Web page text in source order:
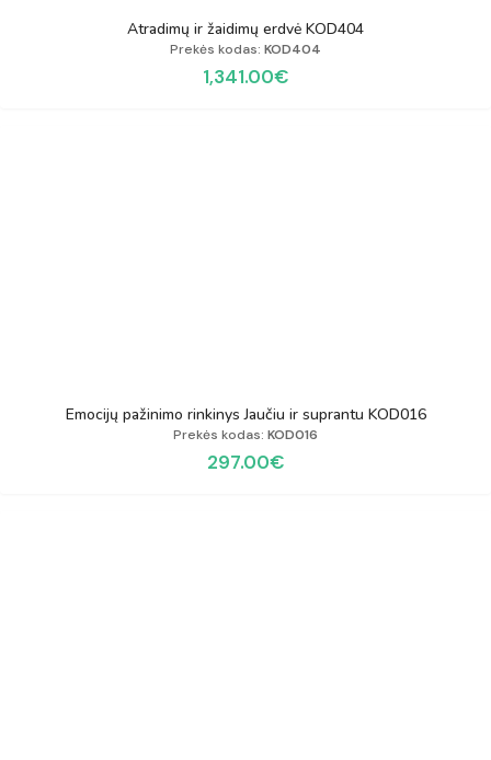
Atradimų ir žaidimų erdvė KOD404
Prekės kodas: KOD404
1,341.00€
Emocijų pažinimo rinkinys Jaučiu ir suprantu KOD016
Prekės kodas: KOD016
297.00€